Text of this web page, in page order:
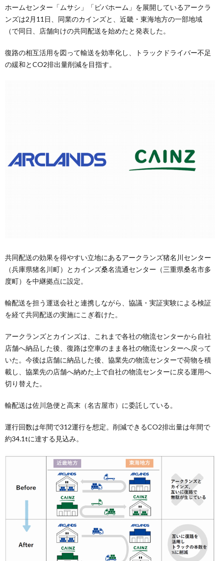
ホームセンター「ムサシ」「ビバホーム」を展開しているアークラ
ンズは2月11日、同業のカインズと、近畿・東海地方の一部地域
（で同日、店舗向けの共同配送を始めたと発表した。
復路の相互活用を図って輸送を効率化し、トラックドライバー不足
の緩和とCO2排出量削減を目指す。
共同配送の効果を得やすい立地にあるアークランズ猪名川センター
（兵庫県猪名川町）とカインズ桑名流通センター（三重県桑名市多
度町）を中継拠点に設定。
輸配送を担う運送会社と連携しながら、協議・実証実験による検証
を経て共同配送の実施にこぎ着けた。
アークランズとカインズは、これまで各社の物流センターから自社
店舗へ納品した後、復路は空車のまま各社の物流センターへ戻って
いた。今後は店舗に納品した後、協業先の物流センターで荷物を積
載し、協業先の店舗へ納めた上で自社の物流センターに戻る運用へ
切り替えた。
輸配送は佐川急便と高末（名古屋市）に委託している。
運行回数は年間で312運行を想定。削減できるCO2排出量は年間で
約34.1tに達する見込み。